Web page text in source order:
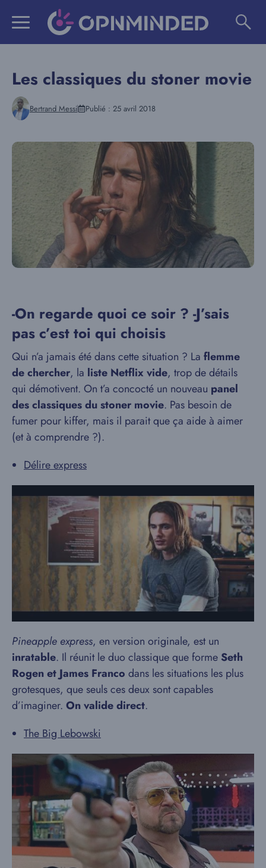
Les classiques du stoner movie
Bertrand Messi Publié : 25 avril 2018
-On regarde quoi ce soir ? -J’sais
pas c’est toi qui choisis
Qui n’a jamais été dans cette situation ? La flemme
de chercher, la liste Netflix vide, trop de détails
qui démotivent. On t’a concocté un nouveau panel
des classiques du stoner movie. Pas besoin de
fumer pour kiffer, mais il parait que ça aide à aimer
(et à comprendre ?).
Délire express
Pineapple express, en version originale, est un
inratable. Il réunit le duo classique que forme Seth
Rogen et James Franco dans les situations les plus
grotesques, que seuls ces deux sont capables
d’imaginer. On valide direct.
The Big Lebowski